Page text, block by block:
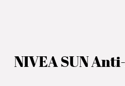
NIVEA SUN